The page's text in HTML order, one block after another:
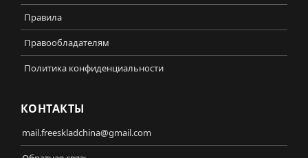
Правила
Правообладателям
Политика конфиденциальности
КОНТАКТЫ
mail.freeskladchina@gmail.com